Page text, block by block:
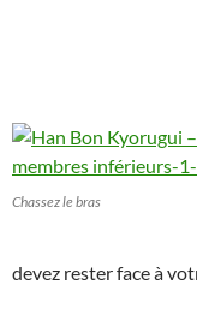
Chassez le bras
devez rester face à